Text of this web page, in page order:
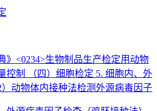
》<0234>生物制品生产检定用动物
控制 （四）细胞检定 5. 细胞内、外
动物体内接种法检测外源病毒因子